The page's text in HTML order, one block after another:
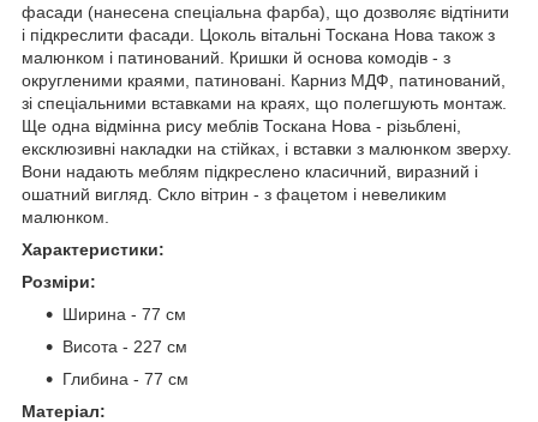
фасади (нанесена спеціальна фарба), що дозволяє відтінити
і підкреслити фасади. Цоколь вітальні Тоскана Нова також з
малюнком і патинований. Кришки й основа комодів - з
округленими краями, патиновані. Карниз МДФ, патинований,
зі спеціальними вставками на краях, що полегшують монтаж.
Ще одна відмінна рису меблів Тоскана Нова - різьблені,
ексклюзивні накладки на стійках, і вставки з малюнком зверху.
Вони надають меблям підкреслено класичний, виразний і
ошатний вигляд. Скло вітрин - з фацетом і невеликим
малюнком.
Характеристики:
Розміри:
Ширина - 77 см
Висота - 227 см
Глибина - 77 см
Матеріал: